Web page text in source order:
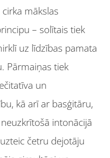
mākslas
– solītais tiek
uz līdzības pamata
Pārmaiņas tiek
un
kā arī ar basģitāru,
intonācijā
četru dejotāju